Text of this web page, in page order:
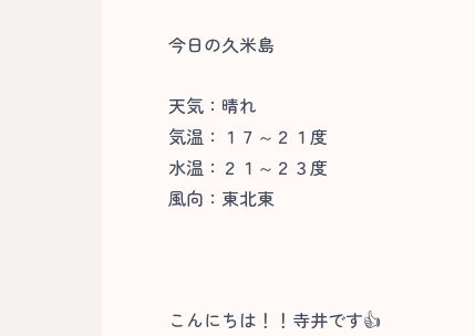
今日の久米島
天気：晴れ
気温：１７～２１度
水温：２１～２３度
風向：東北東
こんにちは！！寺井です👍